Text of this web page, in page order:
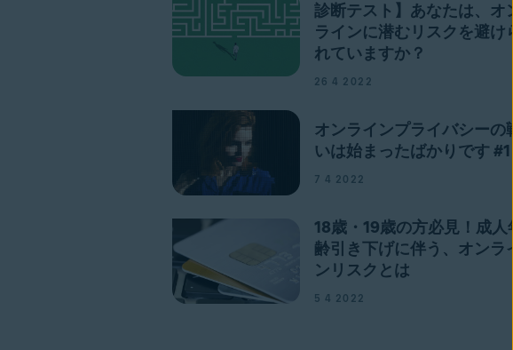
診断テスト】あなたは、オ
ラインに潜むリスクを避け
れていますか？
26 4 2022
オンラインプライバシーの
いは始まったばかりです #1
7 4 2022
18歳・19歳の方必見！成人
齢引き下げに伴う、オンラ
ンリスクとは
5 4 2022